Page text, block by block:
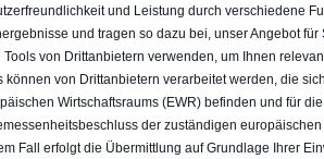
und Leistung durch verschiedene
und tragen so dazu bei, unser Angebot
Tools von Drittanbietern verwenden, um Ihnen
können von Drittanbietern verarbeitet werden, die
Wirtschaftsraums (EWR) befinden und für
der zuständigen
Fall erfolgt die Übermittlung auf Grundlage Ihrer